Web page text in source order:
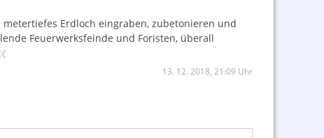
Erdloch eingraben, zubetonieren und
Feuerwerksfeinde und Foristen, überall
13. 12. 2018, 21:09 Uhr